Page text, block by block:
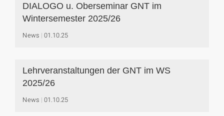
DIALOGO u. Oberseminar GNT im
Wintersemester 2025/26
News 01.10.25
Lehrveranstaltungen der GNT im WS
2025/26
News 01.10.25